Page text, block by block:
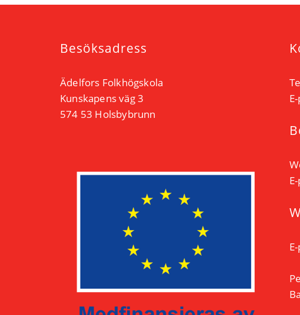
Besöksadress
Ädelfors Folkhögskola
Kunskapens väg 3
574 53 Holsbybrunn